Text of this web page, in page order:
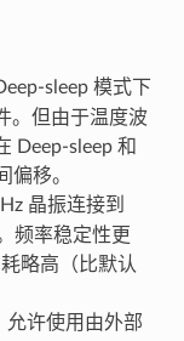
sleep 模式下
。但由于温度波
Deep-sleep 和
偏移。
晶振连接到
频率稳定性更
略高（比默认
允许使用由外部